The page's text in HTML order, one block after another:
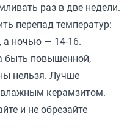
раз в две недели.
перепад температур:
а ночью — 14-16.
быть повышенной,
нельзя. Лучше
керамзитом.
и не обрезайте